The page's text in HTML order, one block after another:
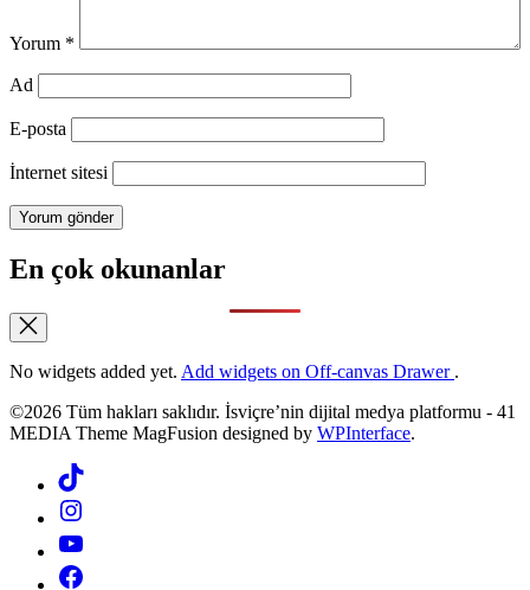
Yorum *
Ad
E-posta
İnternet sitesi
En çok okunanlar
No widgets added yet. Add widgets on Off-canvas Drawer .
©2026 Tüm hakları saklıdır. İsviçre’nin dijital medya platformu - 41
MEDIA Theme MagFusion designed by WPInterface.
Tiktok
Instagram
YouTube
Facebook